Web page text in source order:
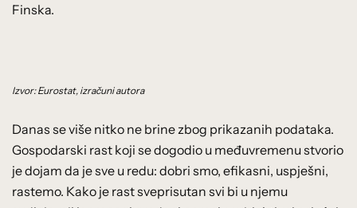
Finska.
Izvor: Eurostat, izračuni autora
Danas se više nitko ne brine zbog prikazanih podataka.
Gospodarski rast koji se dogodio u međuvremenu stvorio
je dojam da je sve u redu: dobri smo, efikasni, uspješni,
rastemo. Kako je rast sveprisutan svi bi u njemu